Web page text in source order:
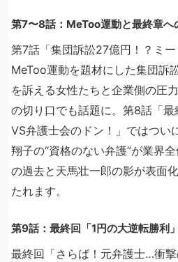
第7〜8話：MeToo運動と最終章へ
第7話「集団訴訟27億円！？ミ
MeToo運動を題材にした集団訴
を訴える女性たちと企業側の圧
の切り口でも話題に。第8話「
VS弁護士会のドン！」ではつい
翔子の“資格のない弁護”が業界
の過去と天馬壮一郎の影が表面
たれます。
第9話：最終回「1円の大逆転勝利
最終回「さらば！元弁護士…衝